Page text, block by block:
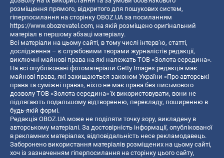
розміщення прямого, відкритого для пошукових систем,
гіперпосилання на сторінку OBOZ.UA за посиланням
https://www.obozrevatel.com, на якій розміщено оригінальний
матеріал в першому абзаці матеріалу.
Всі матеріали на цьому сайті, в тому числі інтерв’ю, статті,
дослідження – є службовими творами журналістів редакції,
виключні майнові права на які належать ТОВ «Золота середина».
На всі опубліковані фотоматеріали Getty Images редакція має
майнові права, які захищаються законом України «Про авторські
права та суміжні права», ніхто не має права без письмового
дозволу ТОВ «Золота середина» їх використовувати, вони не
підлягають подальшому відтворенню, перекладу, поширенню в
будь-якій формі.
Редакція OBOZ.UA може не поділяти точку зору, викладену в
авторському матеріалі. За достовірність інформації, опублікованої
в рекламних матеріалах, відповідальність несе рекламодавець.
Заборонено використання матеріалів розміщених на цьому сайті,
хоч із зазначенням гіперпосилання на сторінку цього сайту,